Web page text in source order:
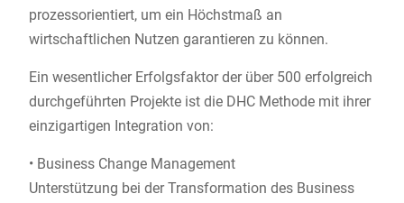
prozessorientiert, um ein Höchstmaß an
wirtschaftlichen Nutzen garantieren zu können.
Ein wesentlicher Erfolgsfaktor der über 500 erfolgreich
durchgeführten Projekte ist die DHC Methode mit ihrer
einzigartigen Integration von:
• Business Change Management
Unterstützung bei der Transformation des Business